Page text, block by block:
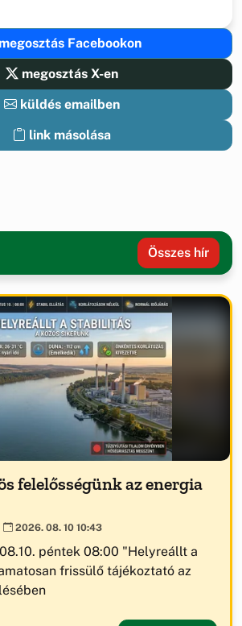
megosztás Facebookon
megosztás X-en
küldés emailben
link másolása
Összes hír
felelősségünk az energia
2026. 08. 10 10:43
péntek 08:00 "Helyreállt a
frissülő tájékoztató az